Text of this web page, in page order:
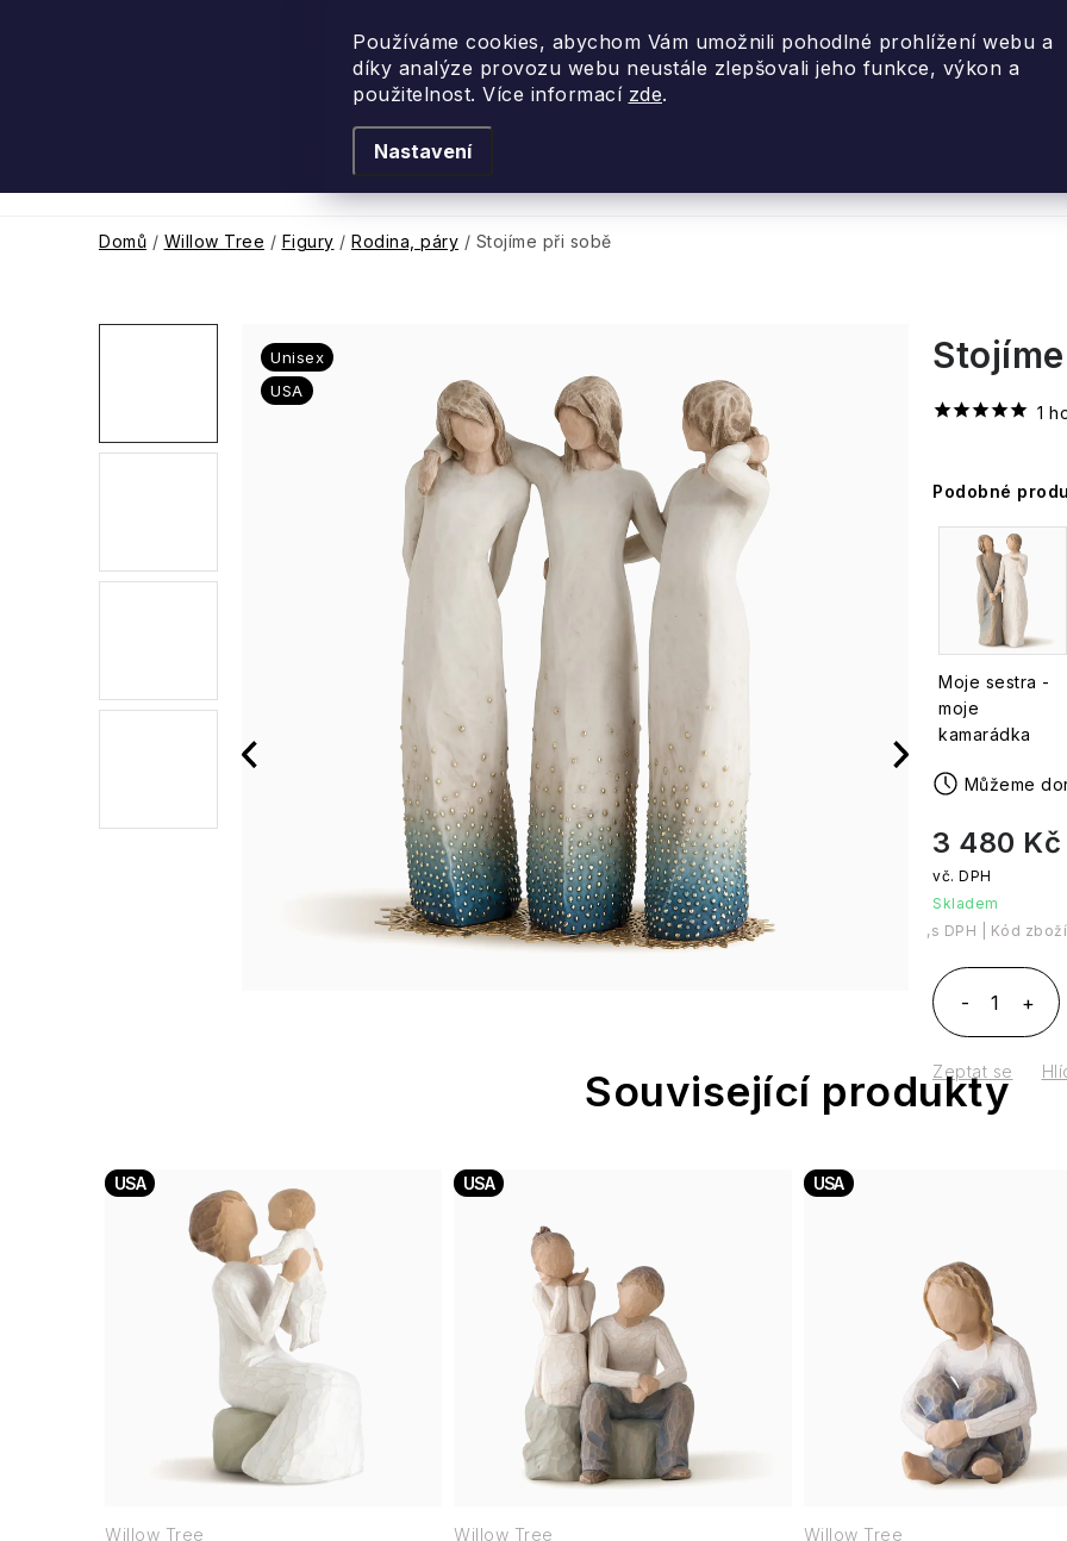
Používáme cookies, abychom Vám umožnili pohodlné prohlížení webu a
díky analýze provozu webu neustále zlepšovali jeho funkce, výkon a
použitelnost. Více informací zde.
Nastavení
Podle vůně
Domů / Willow Tree / Figury / Rodina, páry / Stojíme při sobě
1
Podobné
Moje sestra -
moje
kamarádka
3 480 Kč
Skladem
Měrná cena:
Kód
Zeptat se
Unisex
USA
Související produkty
USA
Willow Tree
USA
Willow Tree
USA
Willow Tree